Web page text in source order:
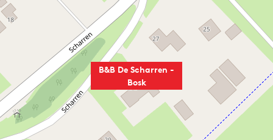
B&B De Scharren -
Bosk